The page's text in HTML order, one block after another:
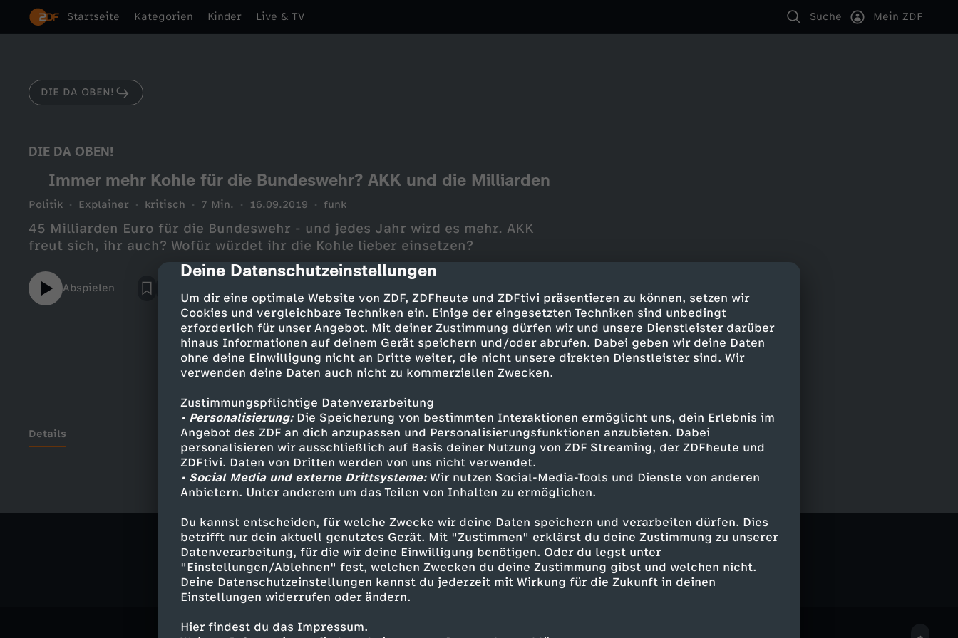
cmp-dialog-description
Deine Datenschutzeinstellungen
Um dir eine optimale Website von ZDF, ZDFheute und ZDFtivi präsentieren zu können, setzen wir
Cookies und vergleichbare Techniken ein. Einige der eingesetzten Techniken sind unbedingt
erforderlich für unser Angebot. Mit deiner Zustimmung dürfen wir und unsere Dienstleister darüber
hinaus Informationen auf deinem Gerät speichern und/oder abrufen. Dabei geben wir deine Daten
ohne deine Einwilligung nicht an Dritte weiter, die nicht unsere direkten Dienstleister sind. Wir
verwenden deine Daten auch nicht zu kommerziellen Zwecken.
Zustimmungspflichtige Datenverarbeitung
• Personalisierung:Die Speicherung von bestimmten Interaktionen ermöglicht uns, dein Erlebnis im
Angebot des ZDF an dich anzupassen und Personalisierungsfunktionen anzubieten. Dabei
personalisieren wir ausschließlich auf Basis deiner Nutzung von ZDF Streaming, der ZDFheute und
ZDFtivi. Daten von Dritten werden von uns nicht verwendet.
• Social Media und externe Drittsysteme:Wir nutzen Social-Media-Tools und Dienste von anderen
Anbietern. Unter anderem um das Teilen von Inhalten zu ermöglichen.
Du kannst entscheiden, für welche Zwecke wir deine Daten speichern und verarbeiten dürfen. Dies
betrifft nur dein aktuell genutztes Gerät. Mit "Zustimmen" erklärst du deine Zustimmung zu unserer
Datenverarbeitung, für die wir deine Einwilligung benötigen. Oder du legst unter
"Einstellungen/Ablehnen" fest, welchen Zwecken du deine Zustimmung gibst und welchen nicht.
Deine Datenschutzeinstellungen kannst du jederzeit mit Wirkung für die Zukunft in deinen
Einstellungen widerrufen oder ändern.
Hier findest du das Impressum.
Startseite Kategorien Kinder Live & TV Suche Mein ZDF
DIE DA OBEN!
DIE DA OBEN!
Immer mehr Kohle für die Bundeswehr? AKK und die Milliarden
Politik Explainer kritisch 7 Min. 16.09.2019 funk
45 Milliarden Euro für die Bundeswehr - und jedes Jahr wird es mehr. AKK
freut sich, ihr auch? Wofür würdet ihr die Kohle lieber einsetzen?
Abspielen
Details
Ähnliche Inhalte entdecken
Politik Explainer kritisch DIE DA OBEN!